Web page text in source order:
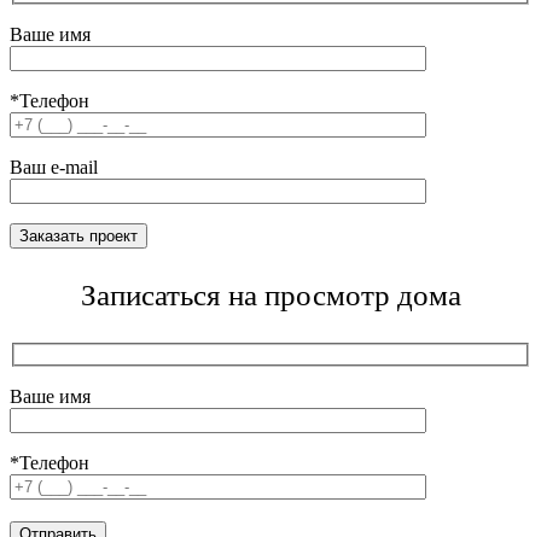
Ваше имя
*Телефон
Ваш e-mail
Записаться на просмотр дома
Ваше имя
*Телефон